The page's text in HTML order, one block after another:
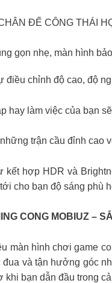
ĐẾ CÔNG THÁI
gọn nhẹ, màn hình
điều chỉnh độ cao, độ
hay làm việc của bạn
trận cầu đỉnh cao
kết hợp HDR và
cho bạn độ sáng phù
CONG MOBIUZ –
màn hình chơi game
đua và tận hưởng góc
khi bạn dẫn đầu trong